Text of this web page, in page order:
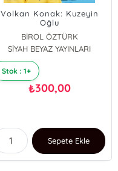
Volkan Konak: Kuzeyin
Oğlu
BİROL ÖZTÜRK
SİYAH BEYAZ YAYINLARI
Stok : 1+
₺300,00
Sepete Ekle